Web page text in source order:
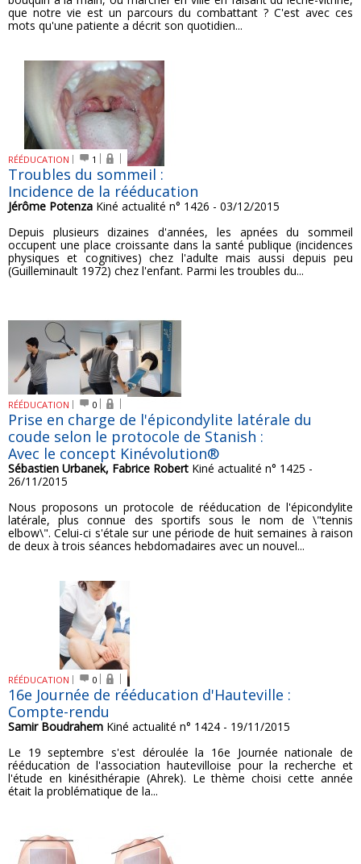
que notre vie est un parcours du combattant ? C'est avec ces
mots qu'une patiente a décrit son quotidien...
RÉÉDUCATION 1
Troubles du sommeil :
Incidence de la rééducation
Jérôme Potenza Kiné actualité n° 1426 - 03/12/2015
Depuis plusieurs dizaines d'années, les apnées du sommeil
occupent une place croissante dans la santé publique (incidences
physiques et cognitives) chez l'adulte mais aussi depuis peu
(Guilleminault 1972) chez l'enfant. Parmi les troubles du...
RÉÉDUCATION 0
Prise en charge de l'épicondylite latérale du
coude selon le protocole de Stanish :
Avec le concept Kinévolution®
Sébastien Urbanek, Fabrice Robert Kiné actualité n° 1425 -
26/11/2015
Nous proposons un protocole de rééducation de l'épicondylite
latérale, plus connue des sportifs sous le nom de \"tennis
elbow\". Celui-ci s'étale sur une période de huit semaines à raison
de deux à trois séances hebdomadaires avec un nouvel...
RÉÉDUCATION 0
16e Journée de rééducation d'Hauteville :
Compte-rendu
Samir Boudrahem Kiné actualité n° 1424 - 19/11/2015
Le 19 septembre s'est déroulée la 16e Journée nationale de
rééducation de l'association hautevilloise pour la recherche et
l'étude en kinésithérapie (Ahrek). Le thème choisi cette année
était la problématique de la...